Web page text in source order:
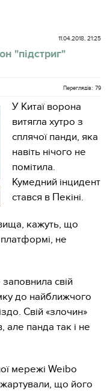
11.04.2018, 21:25
"підстриг"
Переглядів: 79
У Китаї ворона
витягла хутро з
сплячої панди, яка
навіть нічого не
помітила.
Кумедний інцидент
стався в Пекіні.
кажуть, що
не
свій
до найближчого
Свій «злочин»
але панда так і не
мережі Weibo
що його